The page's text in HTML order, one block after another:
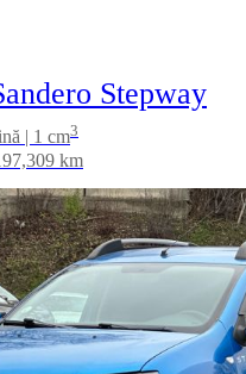
Stepway
| 1 cm3
km